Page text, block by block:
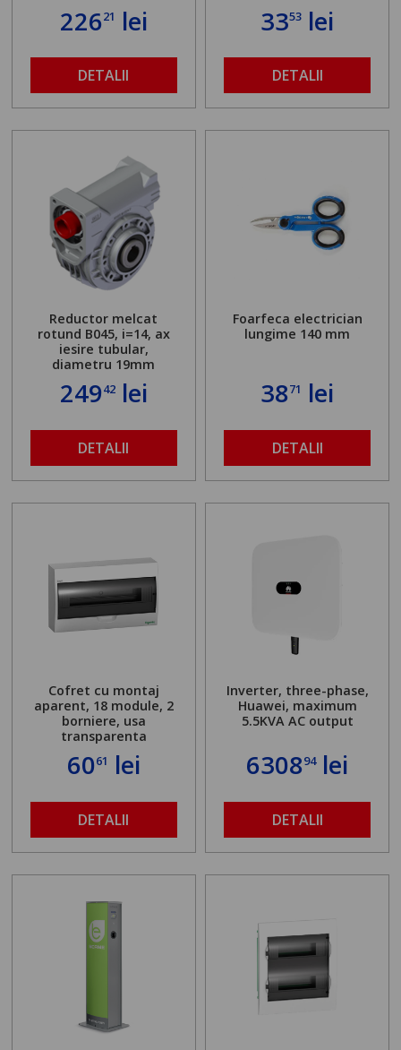
22621 lei
DETALII
3353 lei
DETALII
Reductor melcat
rotund B045, i=14, ax
iesire tubular,
diametru 19mm
24942lei
DETALII
Foarfeca electrician
lungime 140 mm
3871 lei
DETALII
Cofret cu montaj
aparent, 18 module, 2
borniere, usa
transparenta
6061 lei
DETALII
Inverter, three-phase,
Huawei, maximum
5.5KVA AC output
630894lei
DETALII